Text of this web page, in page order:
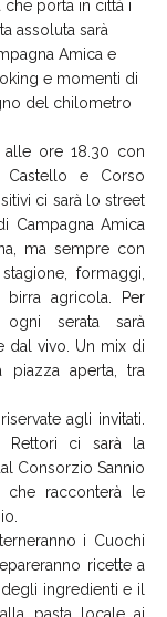
che porta in città i
assoluta sarà
Amica e
e momenti di
del chilometro
alle ore 18.30 con
Castello e Corso
ci sarà lo street
Campagna Amica
ma sempre con
formaggi,
agricola. Per
ogni serata sarà
dal vivo. Un mix di
piazza aperta, tra
agli invitati.
Rettori ci sarà la
Consorzio Sannio
racconterà le
i Cuochi
ricette a
ingredienti e il
pasta locale ai